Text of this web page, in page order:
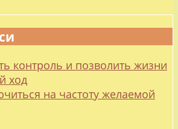
контроль и позволить жизни
ход
на частоту желаемой